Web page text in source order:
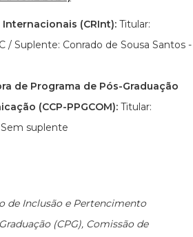
(CRInt): Titular:
/ Suplente: Conrado de Sousa Santos -
de Programa de Pós-Graduação
(CCP-PPGCOM): Titular:
suplente
de Inclusão e Pertencimento
(CPG), Comissão de